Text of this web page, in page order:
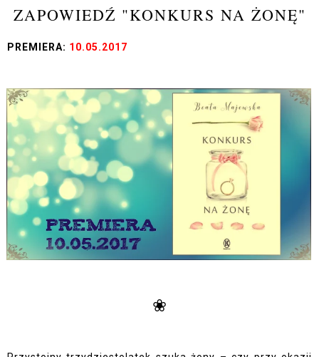
ZAPOWIEDŹ "KONKURS NA ŻONĘ"
PREMIERA: 10.05.2017
❀